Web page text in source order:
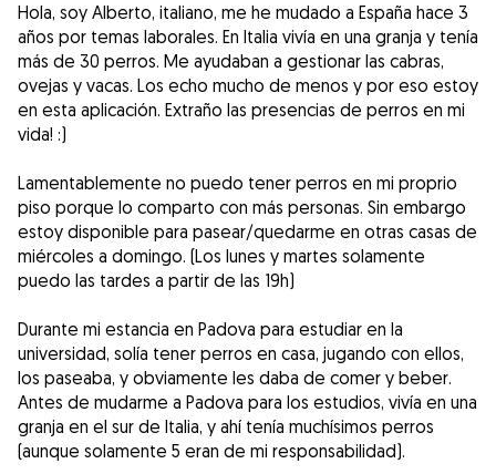
Hola, soy Alberto, italiano, me he mudado a España hace 3
años por temas laborales. En Italia vivía en una granja y tenía
más de 30 perros. Me ayudaban a gestionar las cabras,
ovejas y vacas. Los echo mucho de menos y por eso estoy
en esta aplicación. Extraño las presencias de perros en mi
vida! :)
Lamentablemente no puedo tener perros en mi proprio
piso porque lo comparto con más personas. Sin embargo
estoy disponible para pasear/quedarme en otras casas de
miércoles a domingo. (Los lunes y martes solamente
puedo las tardes a partir de las 19h)
Durante mi estancia en Padova para estudiar en la
universidad, solía tener perros en casa, jugando con ellos,
los paseaba, y obviamente les daba de comer y beber.
Antes de mudarme a Padova para los estudios, vivía en una
granja en el sur de Italia, y ahí tenía muchísimos perros
(aunque solamente 5 eran de mi responsabilidad).